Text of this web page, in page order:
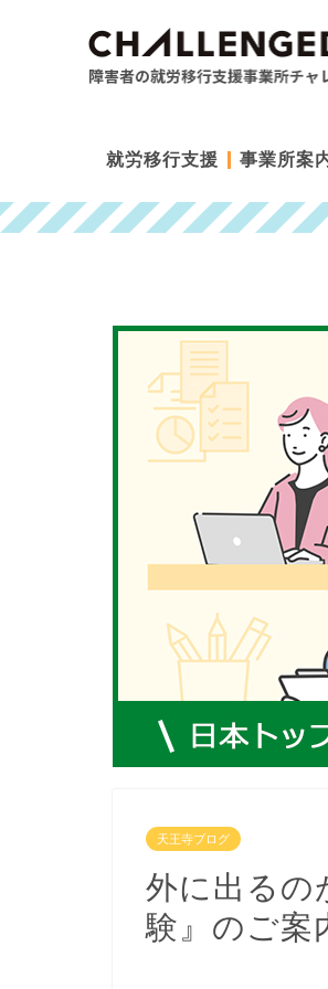
就労移行支援 事業所案
天王寺ブログ
外に出るの
験』のご案